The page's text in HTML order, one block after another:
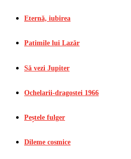
Eternă, iubirea
Patimile lui Lazăr
Să vezi Jupiter
Ochelarii-dragostei 1966
Peștele fulger
Dileme cosmice